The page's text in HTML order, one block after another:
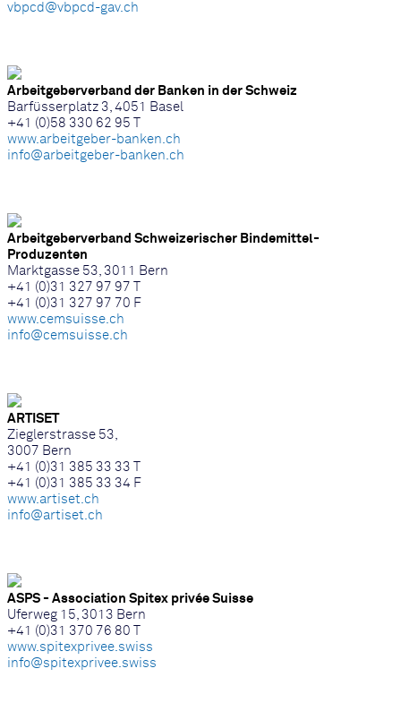
vbpcd@vbpcd-gav.ch
Arbeitgeberverband der Banken in der Schweiz
Barfüsserplatz 3, 4051 Basel
+41 (0)58 330 62 95 T
www.arbeitgeber-banken.ch
info@arbeitgeber-banken.ch
Arbeitgeberverband Schweizerischer Bindemittel-
Produzenten
Marktgasse 53, 3011 Bern
+41 (0)31 327 97 97 T
+41 (0)31 327 97 70 F
www.cemsuisse.ch
info@cemsuisse.ch
ARTISET
Zieglerstrasse 53,
3007 Bern
+41 (0)31 385 33 33 T
+41 (0)31 385 33 34 F
www.artiset.ch
info@artiset.ch
ASPS - Association Spitex privée Suisse
Uferweg 15, 3013 Bern
+41 (0)31 370 76 80 T
www.spitexprivee.swiss
info@spitexprivee.swiss